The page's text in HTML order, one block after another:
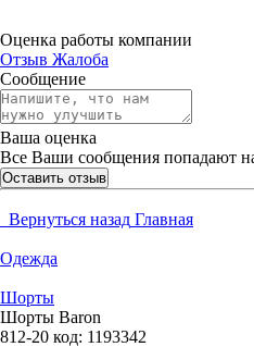
Оценка работы компании
Отзыв Жалоба
Сообщение
Ваша оценка
Все Ваши сообщения попадают
Оставить отзыв
Вернуться назад Главная
Одежда
Шорты
Шорты Baron
812-20 код: 1193342